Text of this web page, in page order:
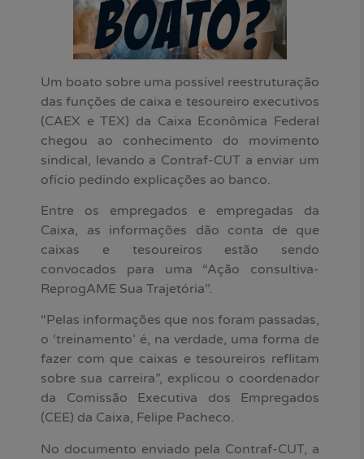
Um boato sobre uma possível reestruturação
das funções de caixa e tesoureiro executivos
(CAEX e TEX) da Caixa Econômica Federal
chegou ao conhecimento do movimento
sindical, levando a Contraf-CUT a enviar um
ofício pedindo explicações ao banco.
Entre os empregados e empregadas da
Caixa, as informações dão conta de que
caixas e tesoureiros estão sendo
convocados para uma “Ação consultiva-
ReprogAME Sua Trajetória”.
“Pelas informações que nos foram passadas,
o ‘treinamento’ é, na verdade, uma forma de
fazer com que caixas e tesoureiros reflitam
sobre sua carreira”, explicou o coordenador
da Comissão Executiva dos Empregados
(CEE) da Caixa, Felipe Pacheco.
No documento enviado pela Contraf-CUT, a